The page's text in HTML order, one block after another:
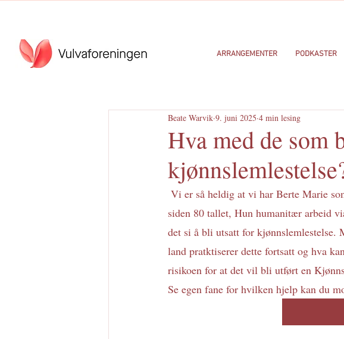
ARRANGEMENTER PODKASTER
Hva med de som
Beate Warvik 9. juni 2025 4 min lesing
siden 80 tallet, Hun humanitær arbeid
det si å bli utsatt for kjønnslemlestelse.
land pratktiserer dette fortsatt og hva
risikoen for at det vil bli utført en
Se egen fane for hvilken hjelp kan du